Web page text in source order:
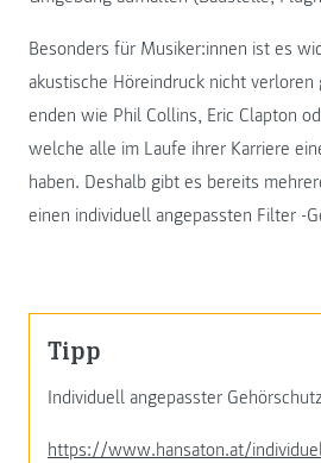
Besonders für Musiker:innen ist es
akustische Höreindruck nicht
enden wie Phil Collins, Eric Clapton
welche alle im Laufe ihrer Karriere
haben. Deshalb gibt es bereits
einen individuell angepassten Filter -
Tipp
Individuell angepasster
https://www.hansaton.at/